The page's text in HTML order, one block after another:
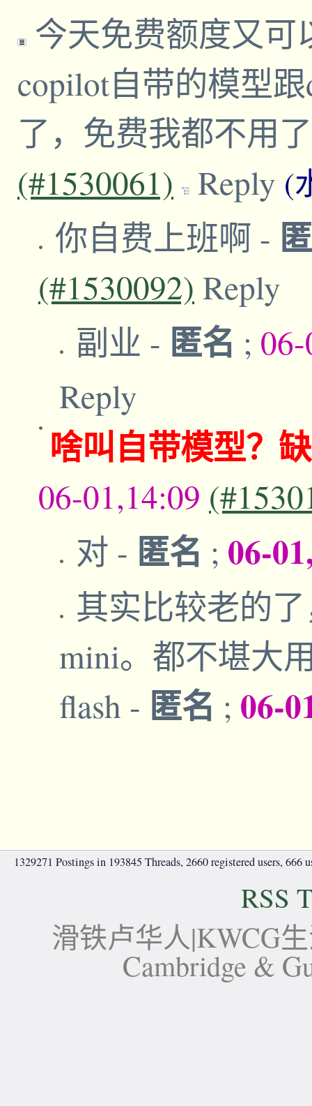
今天免费额度又可
copilot自带的模型
了，免费我都不用
(#1530061) Reply (
你自费上班啊 -
(#1530092) Reply
副业 - 匿名 ;
Reply
啥叫自带模型？
06-01,14:09
对 - 匿名 ; 06-
其实比较老的了
mini。都不堪大
flash - 匿名 ; 06-
1329271 Postings in 193845 Threads, 2660 registered users, 666
RSS
滑铁卢华人|KWCG
Cambridge &